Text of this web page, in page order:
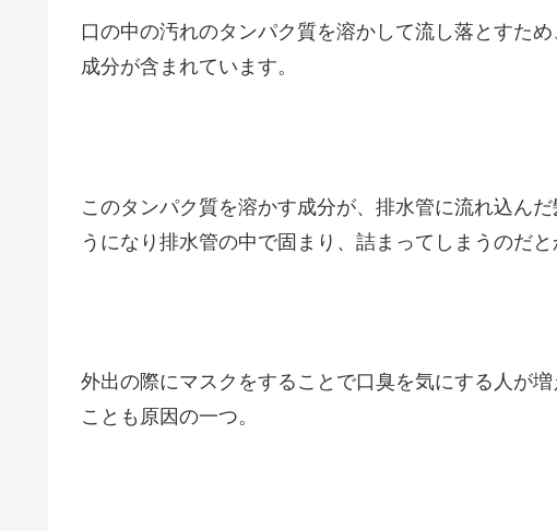
口の中の汚れのタンパク質を溶かして流し落とすた
成分が含まれています。
このタンパク質を溶かす成分が、排水管に流れ込ん
うになり排水管の中で固まり、詰まってしまうのだと
外出の際にマスクをすることで口臭を気にする人が
ことも原因の一つ。